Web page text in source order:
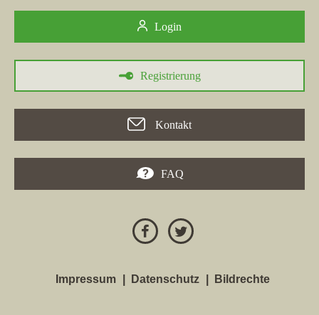
Login
Registrierung
Kontakt
FAQ
Impressum Datenschutz Bildrechte